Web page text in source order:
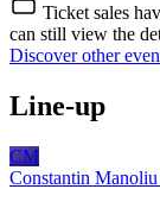
Ticket sales
can still view the
Discover other
Line-up
CM
Constantin Manoliu